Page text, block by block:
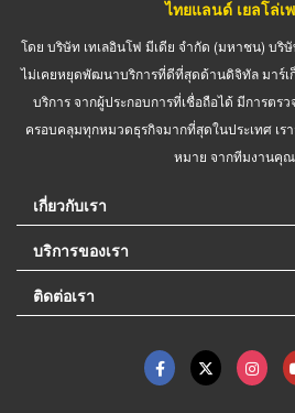
ไทยแลนด์ เยลโล่เ
โดย บริษัท เทเลอินโฟ มีเดีย จำกัด (มหาชน) บริษั
ไม่เคยหยุดพัฒนาบริการที่ดีที่สุดด้านดิจิทัล มาร์เ
บริการ จากผู้ประกอบการที่เชื่อถือได้ มีการตร
ครอบคลุมทุกหมวดธุรกิจมากที่สุดในประเทศ เร
หมาย จากทีมงานคุ
เกี่ยวกับเรา
บริการของเรา
ติดต่อเรา